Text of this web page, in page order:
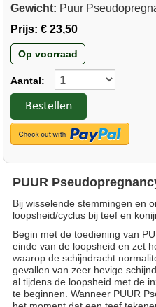
Gewicht: Puur
Prijs: € 23,50
Op voorraad
Aantal:
Bestellen
PUUR
Bij wisselende stemmingen en
loopsheid/cyclus bij teef en
Begin met de toediening van
einde van de loopsheid en zet
waarop de schijndracht
gevallen van zeer hevige
al tijdens de loopsheid met de
te beginnen. Wanneer PUUR